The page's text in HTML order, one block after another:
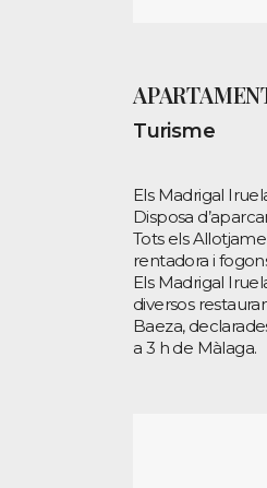
Turisme
Els Madrigal
Disposa
Tots els
rentadora i
Els Madrigal
diversos
Baeza,
a 3 h de Màlaga.